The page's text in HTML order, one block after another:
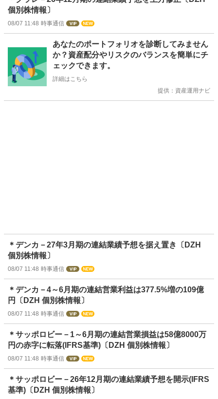
個別株情報〕
08/07 11:48 時事通信
あなたのポートフォリオを診断してみません
か？資産配分やリスクのバランスを簡単にチ
ェックできます。
詳細はこちら
提供：資産運用ナビ
＊デンカ－27年3月期の連結業績予想を据え置き〔DZH
個別株情報〕
08/07 11:48 時事通信
＊デンカ－4～6月期の連結営業利益は377.5%増の109億
円〔DZH 個別株情報〕
08/07 11:48 時事通信
＊サッポロビー－1～6月期の連結営業損益は58億8000万
円の赤字に転落(IFRS基準)〔DZH 個別株情報〕
08/07 11:48 時事通信
＊サッポロビー－26年12月期の連結業績予想を開示(IFRS
基準)〔DZH 個別株情報〕